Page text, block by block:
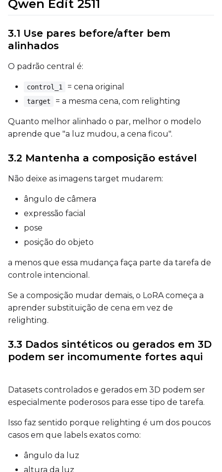
SAMPLE
Sample Every
Sampler
Width
Height
Seed
ToggleWalk Seed
Walk Seed
Advanced Sampling
Toggle
Qwen Edit 2511
3.1 Use pares before/after bem
alinhados
O padrão central é:
control_1 = cena original
target = a mesma cena, com relighting
Quanto melhor alinhado o par, melhor o modelo
aprende que "a luz mudou, a cena ficou".
3.2 Mantenha a composição estável
Não deixe as imagens target mudarem:
ângulo de câmera
expressão facial
pose
posição do objeto
a menos que essa mudança faça parte da tarefa de
controle intencional.
Se a composição mudar demais, o LoRA começa a
aprender substituição de cena em vez de
relighting.
3.3 Dados sintéticos ou gerados em 3D
podem ser incomumente fortes aqui
Datasets controlados e gerados em 3D podem ser
especialmente poderosos para esse tipo de tarefa.
Isso faz sentido porque relighting é um dos poucos
casos em que labels exatos como:
ângulo da luz
altura da luz